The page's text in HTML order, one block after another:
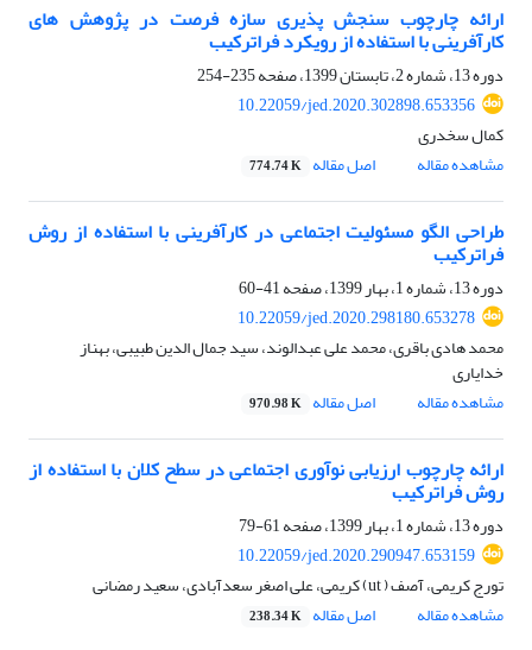
ارائه چارچوب سنجش پذیری سازه فرصت در پژوهش های
کارآفرینی با استفاده از رویکرد فراترکیب
دوره 13، شماره 2، تابستان 1399، صفحه
235-254
10.22059/jed.2020.302898.653356
کمال سخدری
مشاهده مقاله
اصل مقاله 774.74 K
طراحی الگو مسئولیت اجتماعی در کارآفرینی با استفاده از روش
فراترکیب
دوره 13، شماره 1، بهار 1399، صفحه
41-60
10.22059/jed.2020.298180.653278
محمد هادی باقری، محمد علی عبدالوند، سید جمال الدین طبیبی، بهناز
خدایاری
مشاهده مقاله
اصل مقاله 970.98 K
ارائه چارچوب ارزیابی نوآوری اجتماعی در سطح کلان با استفاده از
روش فراترکیب
دوره 13، شماره 1، بهار 1399، صفحه
61-79
10.22059/jed.2020.290947.653159
تورج کریمی، آصف ( ut) کریمی، علی اصغر سعدآبادی، سعید رمضانی
مشاهده مقاله
اصل مقاله 238.34 K